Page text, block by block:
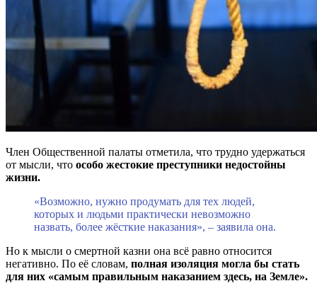
Член Общественной палаты отметила, что трудно удержаться
от мысли, что особо жестокие преступники недостойны
жизни.
«Возможно, нужно продумать для тех людей,
которых и людьми практически невозможно
назвать, более жёсткие наказания», – заявила она.
Но к мысли о смертной казни она всё равно относится
негативно. По её словам, полная изоляция могла бы стать
для них «самым правильным наказанием здесь, на Земле».